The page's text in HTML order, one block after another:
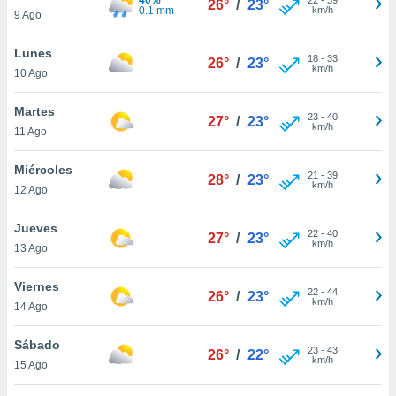
más
nuestra
y
de
disponible
cookies
aceptar
9 Ago
0.1 mm
26° / 23°
km/h
Lunes
10 Ago
26° / 23° 18- 33
km/h
Martes
11 Ago
27° / 23° 23- 40
km/h
Miércoles
12 Ago
28° / 23° 21 - 39
km/h
Jueves
13 Ago
27° / 23° 22- 40
km/h
Viernes
14 Ago
26° / 23° 22- 44
km/h
Sábado
15 Ago
26° / 22° 23- 43
km/h